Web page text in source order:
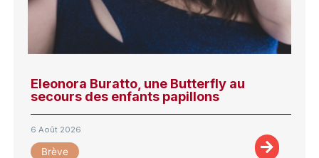
Eleonora Buratto, une Butterfly au
secours des enfants papillons
6 Août 2026
Brève